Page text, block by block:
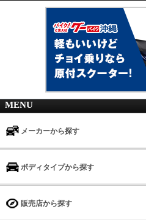
MENU
メーカーから探す
ボディタイプから探す
販売店から探す